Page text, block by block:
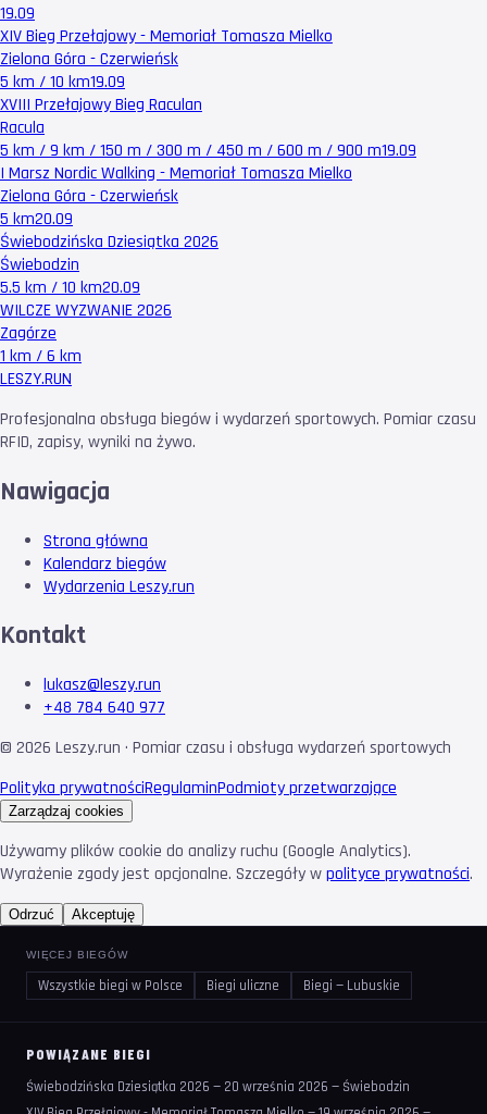
19.09
XIV Bieg Przełajowy - Memoriał Tomasza Mielko
Zielona Góra - Czerwieńsk
5 km / 10 km19.09
XVIII Przełajowy Bieg Raculan
Racula
5 km / 9 km / 150 m / 300 m / 450 m / 600 m / 900 m19.09
I Marsz Nordic Walking - Memoriał Tomasza Mielko
Zielona Góra - Czerwieńsk
5 km20.09
Świebodzińska Dziesiątka 2026
Świebodzin
5.5 km / 10 km20.09
WILCZE WYZWANIE 2026
Zagórze
1 km / 6 km
LESZY.RUN
Profesjonalna obsługa biegów i wydarzeń sportowych. Pomiar czasu
RFID, zapisy, wyniki na żywo.
Nawigacja
Strona główna
Kalendarz biegów
Wydarzenia Leszy.run
Kontakt
lukasz@leszy.run
+48 784 640 977
© 2026 Leszy.run · Pomiar czasu i obsługa wydarzeń sportowych
Polityka prywatnościRegulaminPodmioty przetwarzające
Zarządzaj cookies
Używamy plików cookie do analizy ruchu (Google Analytics).
Wyrażenie zgody jest opcjonalne. Szczegóły wpolityce prywatności.
Odrzuć Akceptuję
WIĘCEJ BIEGÓW
Wszystkie biegi w Polsce Biegi uliczne Biegi — Lubuskie
POWIĄZANE BIEGI
Świebodzińska Dziesiątka 2026 — 20 września 2026 — Świebodzin